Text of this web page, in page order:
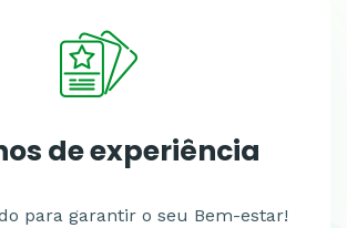
de experiência
para garantir o seu Bem-estar!